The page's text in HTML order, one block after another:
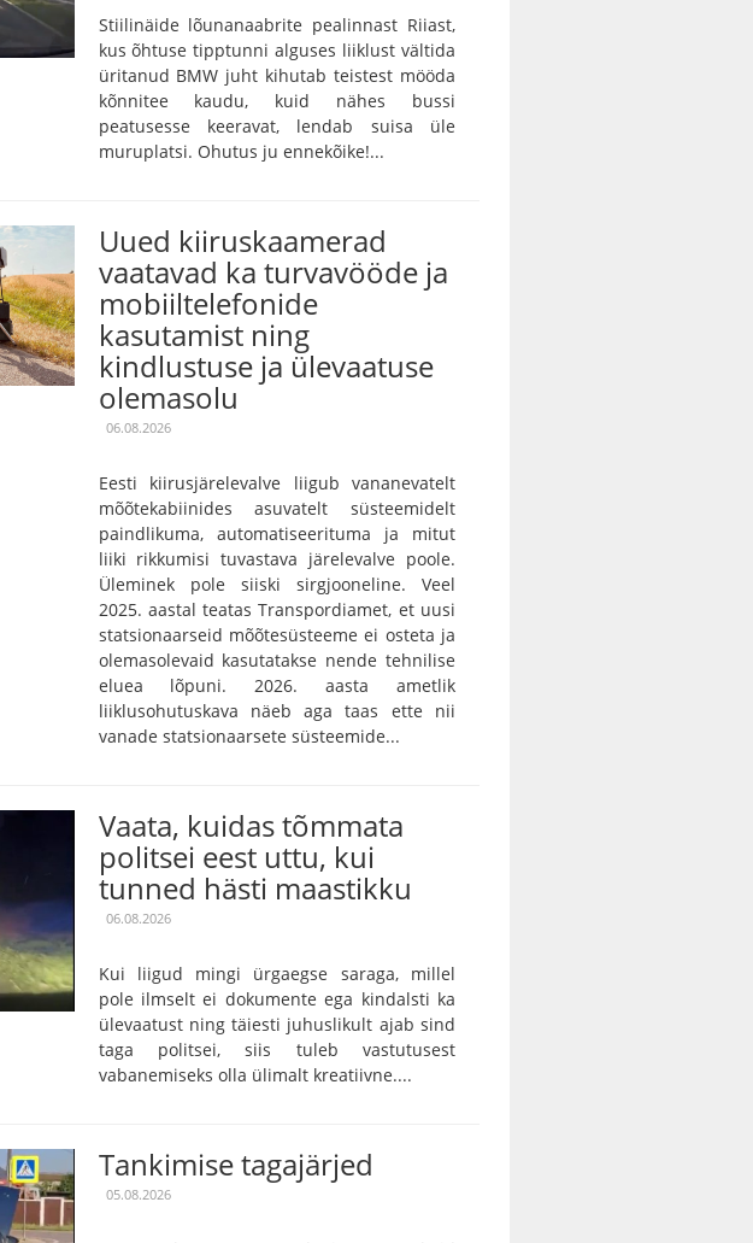
Stiilinäide lõunanaabrite pealinnast Riiast,
kus õhtuse tipptunni alguses liiklust vältida
üritanud BMW juht kihutab teistest mööda
kõnnitee kaudu, kuid nähes bussi
peatusesse keeravat, lendab suisa üle
muruplatsi. Ohutus ju ennekõike!...
Uued kiiruskaamerad
vaatavad ka turvavööde ja
mobiiltelefonide
kasutamist ning
kindlustuse ja ülevaatuse
olemasolu
06.08.2026
Eesti kiirusjärelevalve liigub vananevatelt
mõõtekabiinides asuvatelt süsteemidelt
paindlikuma, automatiseerituma ja mitut
liiki rikkumisi tuvastava järelevalve poole.
Üleminek pole siiski sirgjooneline. Veel
2025. aastal teatas Transpordiamet, et uusi
statsionaarseid mõõtesüsteeme ei osteta ja
olemasolevaid kasutatakse nende tehnilise
eluea lõpuni. 2026. aasta ametlik
liiklusohutuskava näeb aga taas ette nii
vanade statsionaarsete süsteemide...
Vaata, kuidas tõmmata
politsei eest uttu, kui
tunned hästi maastikku
06.08.2026
Kui liigud mingi ürgaegse saraga, millel
pole ilmselt ei dokumente ega kindalsti ka
ülevaatust ning täiesti juhuslikult ajab sind
taga politsei, siis tuleb vastutusest
vabanemiseks olla ülimalt kreatiivne....
Tankimise tagajärjed
05.08.2026